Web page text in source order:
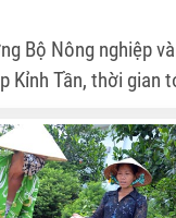
Bộ Nông nghiệp
Kỉnh Tần, thời gian
ăn được của động
chỉ được bày bán